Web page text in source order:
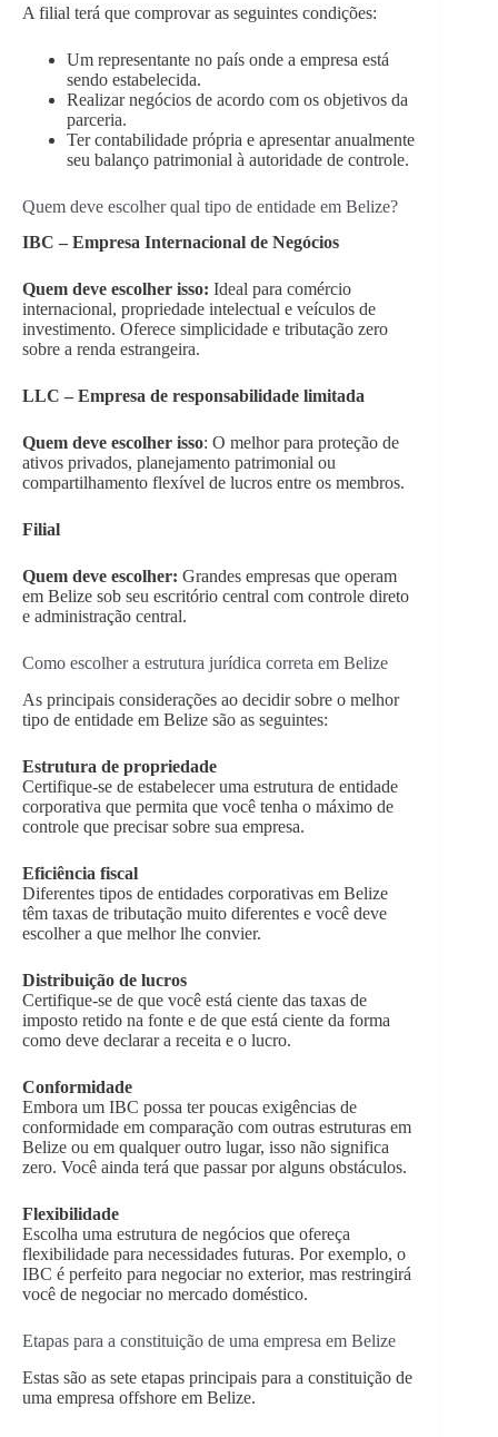
A filial terá que comprovar as seguintes condições:
Um representante no país onde a empresa está
sendo estabelecida.
Realizar negócios de acordo com os objetivos da
parceria.
Ter contabilidade própria e apresentar anualmente
seu balanço patrimonial à autoridade de controle.
Quem deve escolher qual tipo de entidade em Belize?
IBC – Empresa Internacional de Negócios
Quem deve escolher isso: Ideal para comércio
internacional, propriedade intelectual e veículos de
investimento. Oferece simplicidade e tributação zero
sobre a renda estrangeira.
LLC – Empresa de responsabilidade limitada
Quem deve escolher isso: O melhor para proteção de
ativos privados, planejamento patrimonial ou
compartilhamento flexível de lucros entre os membros.
Filial
Quem deve escolher: Grandes empresas que operam
em Belize sob seu escritório central com controle direto
e administração central.
Como escolher a estrutura jurídica correta em Belize
As principais considerações ao decidir sobre o melhor
tipo de entidade em Belize são as seguintes:
Estrutura de propriedade
Certifique-se de estabelecer uma estrutura de entidade
corporativa que permita que você tenha o máximo de
controle que precisar sobre sua empresa.
Eficiência fiscal
Diferentes tipos de entidades corporativas em Belize
têm taxas de tributação muito diferentes e você deve
escolher a que melhor lhe convier.
Distribuição de lucros
Certifique-se de que você está ciente das taxas de
imposto retido na fonte e de que está ciente da forma
como deve declarar a receita e o lucro.
Conformidade
Embora um IBC possa ter poucas exigências de
conformidade em comparação com outras estruturas em
Belize ou em qualquer outro lugar, isso não significa
zero. Você ainda terá que passar por alguns obstáculos.
Flexibilidade
Escolha uma estrutura de negócios que ofereça
flexibilidade para necessidades futuras. Por exemplo, o
IBC é perfeito para negociar no exterior, mas restringirá
você de negociar no mercado doméstico.
Etapas para a constituição de uma empresa em Belize
Estas são as sete etapas principais para a constituição de
uma empresa offshore em Belize.